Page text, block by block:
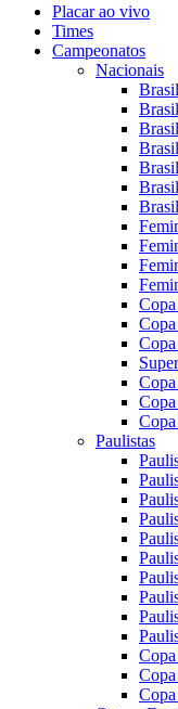
Placar ao vivo
Times
Campeonatos
Nacionais
Paulistas